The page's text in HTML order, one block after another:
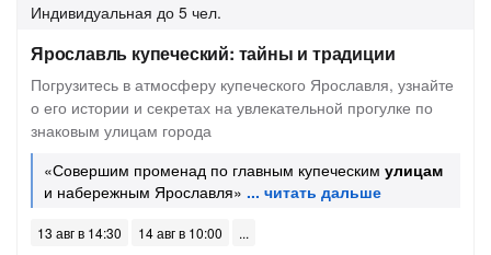
Индивидуальная до 5 чел.
Ярославль купеческий: тайны и традиции
Погрузитесь в атмосферу купеческого Ярославля, узнайте
о его истории и секретах на увлекательной прогулке по
знаковым улицам города
«Совершим променад по главным купеческим улицам
и набережным Ярославля»
13 авг в 14:30 14 авг в 10:00